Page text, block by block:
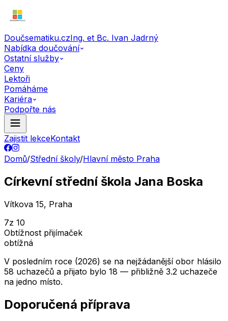
Doučsematiku.czIng. et Bc. Ivan Jadrný
Nabídka doučování
Ostatní služby
Ceny
Lektoři
Pomáháme
Kariéra
Podpořte nás
Zajistit lekceKontakt
Domů/Střední školy/Hlavní město Praha
Církevní střední škola Jana Boska
Vítkova 15, Praha
7z 10
Obtížnost přijímaček
obtížná
V posledním roce (2026) se na nejžádanější obor hlásilo
58 uchazečů a přijato bylo 18 — přibližně 3.2 uchazeče
na jedno místo.
Doporučená příprava